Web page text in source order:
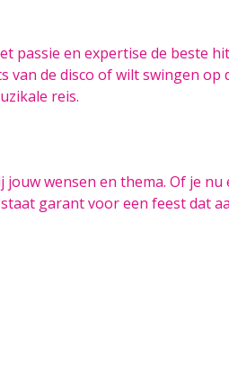
passie en expertise de beste
van de disco of wilt swingen op
reis.
wensen en thema. Of je
garant voor een feest dat